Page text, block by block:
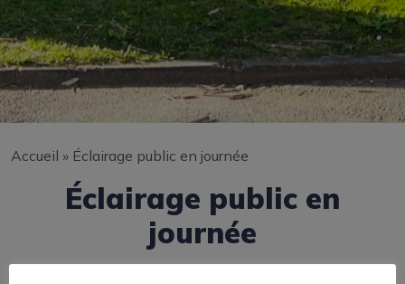
Accueil » Éclairage public en journée
Éclairage public en
journée